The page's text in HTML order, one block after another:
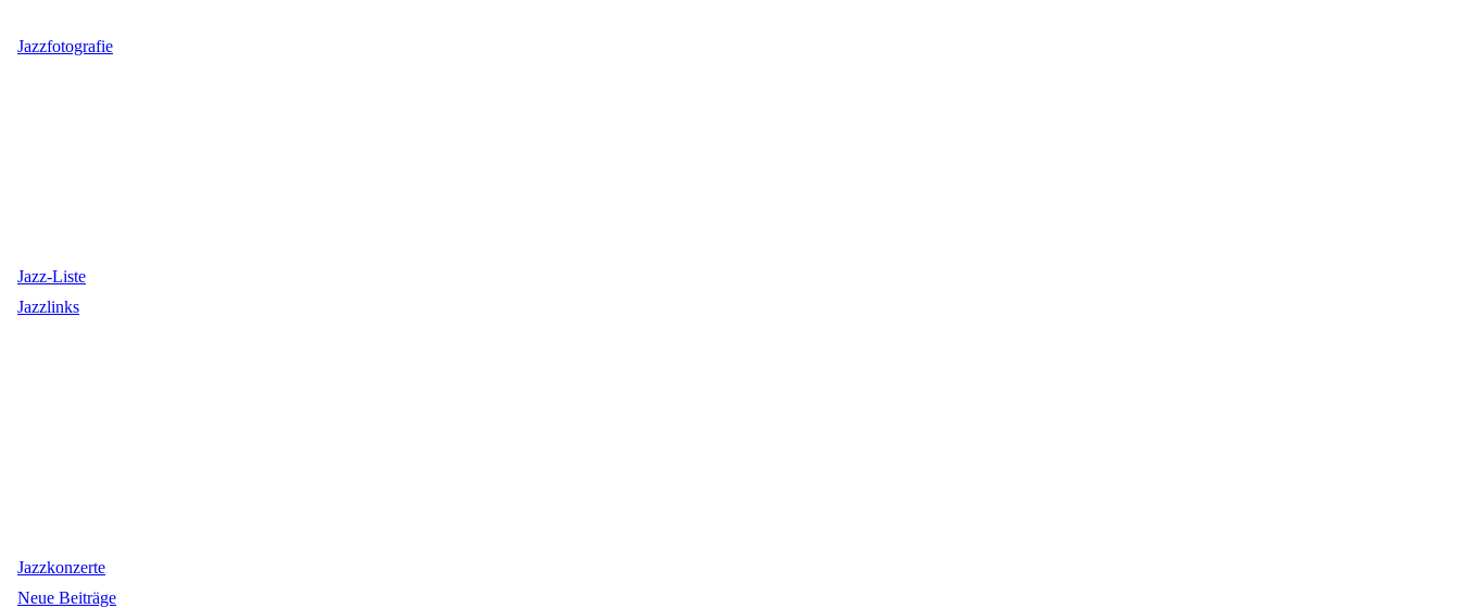
Jazzfotografie
Jazz-Liste
Jazzlinks
Jazzkonzerte
Neue Beiträge